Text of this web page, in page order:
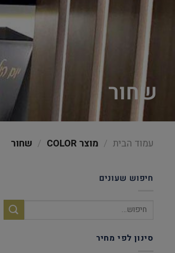
שחור
עמוד הבית / מוצר COLOR / שחור
חיפוש שעונים
סינון לפי מחיר